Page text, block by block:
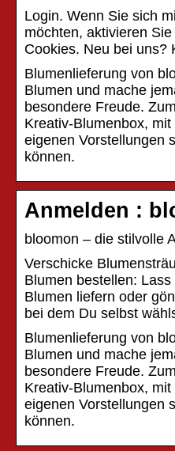
Login. Wenn Sie sich
möchten, aktivieren
Cookies. Neu bei uns?
Blumenlieferung von
Blumen und mache
besondere Freude.
Kreativ-Blumenbox,
eigenen Vorstellungen
können.
Anmelden :
bloomon – die stilvolle
Verschicke
Blumen bestellen:
Blumen liefern oder
bei dem Du selbst
Blumenlieferung von
Blumen und mache
besondere Freude.
Kreativ-Blumenbox,
eigenen Vorstellungen
können.